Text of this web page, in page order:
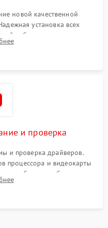
новой качественной
установка всех
кабель-менеджмент для
воздуха внутри
и проверка
и проверка драйверов.
процессора и видеокарты
работоспособности всех
сетевого подключения.